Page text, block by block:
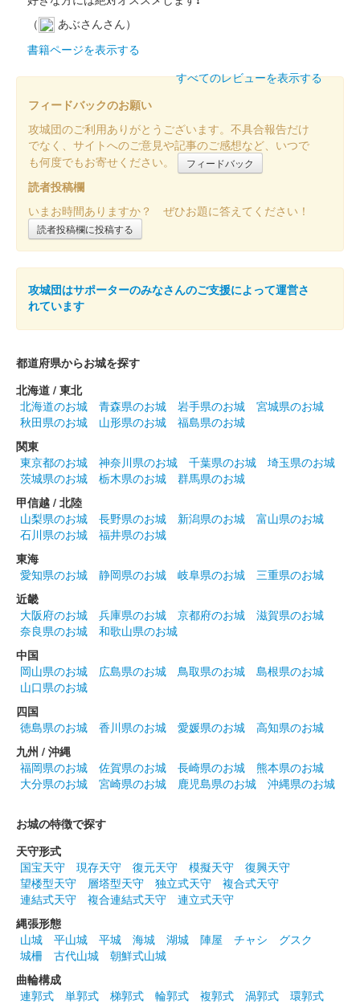
販売終了
2025年12月20、21日に開催されたお城EXPO2025内の「太田資
正武将隊 友城 岩付千騎〜東国友城集結の陣〜」のブースにて販
売。40枚限定
倉賀野城 御城印 群馬戦国御城印サミット2025版
販売終了
50枚限定
（
あぶさんさん）
書籍ページを表示する
すべてのレビューを表示する
フィードバックのお願い
攻城団のご利用ありがとうございます。不具合報告だけ
でなく、サイトへのご意見や記事のご感想など、いつで
も何度でもお寄せください。
フィードバック
読者投稿欄
いまお時間ありますか？ ぜひお題に答えてください！
読者投稿欄に投稿する
攻城団はサポーターのみなさんのご支援によって運営さ
れています
都道府県からお城を探す
北海道 / 東北
北海道のお城
青森県のお城 岩手県のお城
宮城県のお城
秋田県のお城
山形県のお城
福島県のお城
関東
東京都のお城
神奈川県のお城 千葉県のお城
埼玉県のお城
茨城県のお城
栃木県のお城
群馬県のお城
甲信越 / 北陸
山梨県のお城
長野県のお城 新潟県のお城
富山県のお城
石川県のお城
福井県のお城
東海
愛知県のお城
静岡県のお城 岐阜県のお城
三重県のお城
近畿
大阪府のお城
兵庫県のお城 京都府のお城
滋賀県のお城
奈良県のお城
和歌山県のお城
中国
岡山県のお城
広島県のお城 鳥取県のお城
島根県のお城
山口県のお城
四国
徳島県のお城
香川県のお城 愛媛県のお城
高知県のお城
九州 / 沖縄
福岡県のお城
佐賀県のお城 長崎県のお城
熊本県のお城
大分県のお城
宮崎県のお城 鹿児島県のお城 沖縄県のお城
お城の特徴で探す
天守形式
国宝天守
現存天守 復元天守 模擬天守
復興天守
望楼型天守
層塔型天守 独立式天守
複合式天守
連結式天守
複合連結式天守
連立式天守
縄張形態
山城
平山城 平城 海城 湖城 陣屋 チャシ
グスク
城柵
古代山城
朝鮮式山城
曲輪構成
連郭式
単郭式 梯郭式 輪郭式 複郭式 渦郭式
環郭式